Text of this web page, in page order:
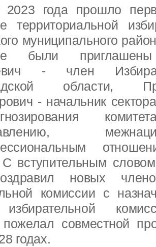
года прошло
территориальной
муниципального
были
- член
области,
- начальник
С вступительным
новых
комиссии с
пожелал совместной
годах.